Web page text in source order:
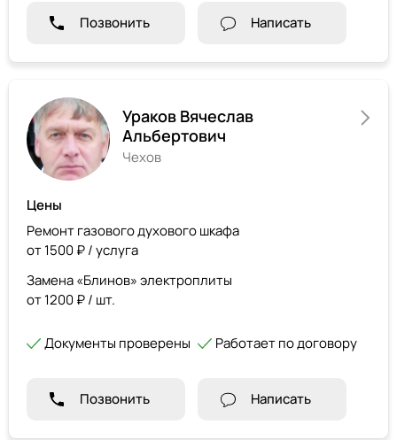
Позвонить Написать
Ураков Вячеслав
Альбертович
Чехов
Цены
Ремонт газового духового шкафа
от 1500 ₽ / услуга
Замена «Блинов» электроплиты
от 1200 ₽ / шт.
Документы проверены Работает по договору
Позвонить Написать